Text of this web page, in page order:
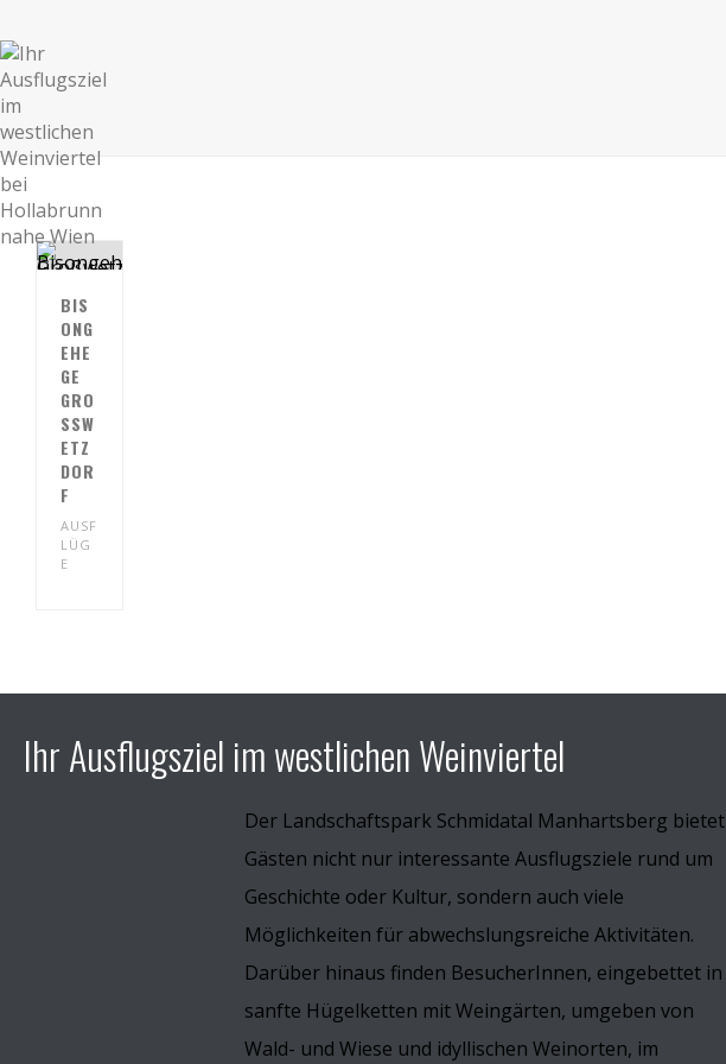
BIS
ONG
EHE
GE
GRO
SSWE
TZD
ORF
AUSF
LÜG
E
Ihr Ausflugsziel im westlichen Weinviertel
Der Landschaftspark Schmidatal Manhartsberg bietet
Gästen nicht nur interessante Ausflugsziele rund um
Geschichte oder Kultur, sondern auch viele
Möglichkeiten für abwechslungsreiche Aktivitäten.
Darüber hinaus finden BesucherInnen, eingebettet in
sanfte Hügelketten mit Weingärten, umgeben von
Wald- und Wiese und idyllischen Weinorten, im